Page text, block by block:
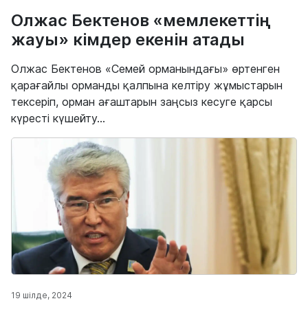
Олжас Бектенов «мемлекеттің
жауы» кімдер екенін атады
Олжас Бектенов «Семей орманындағы» өртенген
қарағайлы орманды қалпына келтіру жұмыстарын
тексеріп, орман ағаштарын заңсыз кесуге қарсы
күресті күшейту...
19 шілде, 2024